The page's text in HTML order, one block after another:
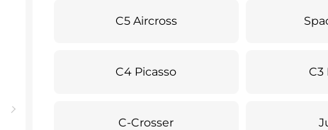
C5 Aircross
C4 Picasso C3
C-Crosser